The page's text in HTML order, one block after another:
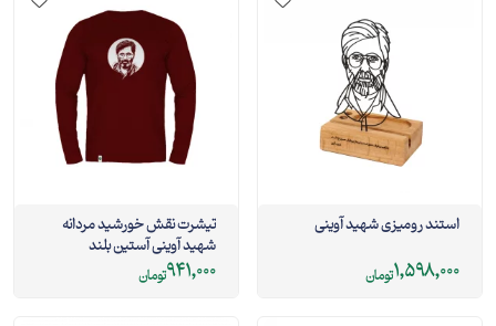
استند رومیزی شهید آوینی
1,598,000تومان
تیشرت نقش خورشید مردانه
شهید آوینی آستین بلند
941,000تومان